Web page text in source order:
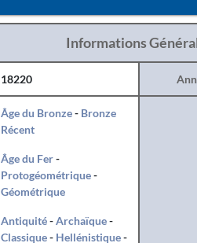
Informations
18220
Âge du Bronze- Bronze
Récent
Âge du Fer-
Protogéométrique-
Géométrique
Antiquité-Archaïque-
Classique- Hellénistique-